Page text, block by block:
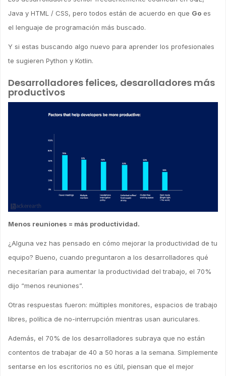
Java y HTML / CSS, pero todos están de acuerdo en que Go es
el lenguaje de programación más buscado.
Y si estas buscando algo nuevo para aprender los profesionales
te sugieren Python y Kotlin.
Desarrolladores felices, desarolladores más
productivos
Menos reuniones = más productividad.
¿Alguna vez has pensado en cómo mejorar la productividad de tu
equipo? Bueno, cuando preguntaron a los desarrolladores qué
necesitarían para aumentar la productividad del trabajo, el 70%
dijo “menos reuniones”.
Otras respuestas fueron: múltiples monitores, espacios de trabajo
libres, política de no-interrupción mientras usan auriculares.
Además, el 70% de los desarrolladores subraya que no están
contentos de trabajar de 40 a 50 horas a la semana. Simplemente
sentarse en los escritorios no es útil, piensan que el mejor